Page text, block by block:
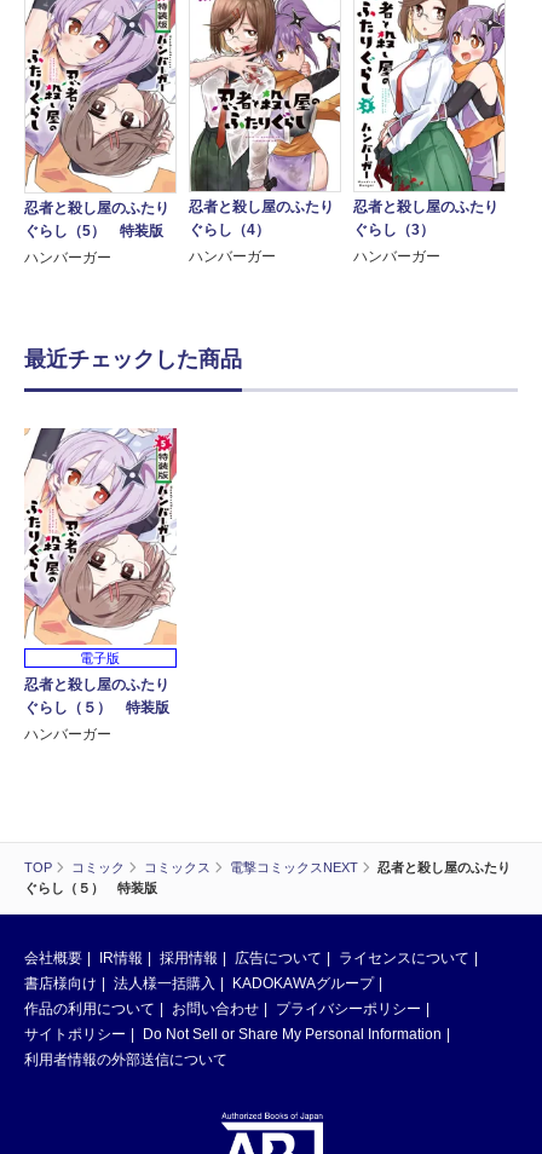
TOP コミック コミックス 電撃コミックスNEXT
忍者と殺し屋のふたり
ぐらし（５） 特装版
忍者と殺し屋のふたり
ぐらし（5） 特装版
ハンバーガー
忍者と殺し屋のふたり
ぐらし（4）
ハンバーガー
忍者と殺し屋のふたり
ぐらし（3）
ハンバーガー
最近チェックした商品
電子版
忍者と殺し屋のふたり
ぐらし（５） 特装版
ハンバーガー
会社概要 IR情報 採用情報 広告について
ライセンスについて
書店様向け
法人様一括購入
KADOKAWAグループ
作品の利用について
お問い合わせ
プライバシーポリシー
サイトポリシー
Do Not Sell or Share My Personal Information
利用者情報の外部送信について